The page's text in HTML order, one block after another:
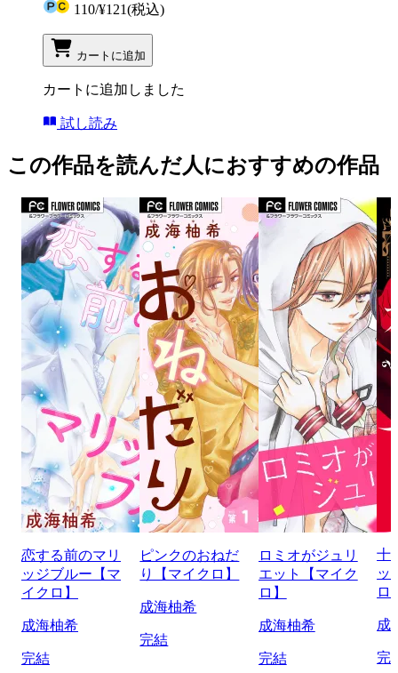
110/¥121(税込)
カートに追加
カートに追加しました
試し読み
この作品を読んだ人におすすめの作品
恋する前のマリ
ッジブルー【マ
イクロ】
成海柚希
完結
ピンクのおねだ
り【マイクロ】
成海柚希
完結
ロミオがジュリ
エット【マイク
ロ】
成海柚希
完結
十
ッ
ロ
成
完